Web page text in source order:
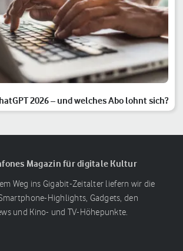
2026 – und welches Abo lohnt sich?
Magazin für digitale Kultur
Weg ins Gigabit-Zeitalter liefern wir die
Highlights, Gadgets, den
und Kino- und TV-Höhepunkte.